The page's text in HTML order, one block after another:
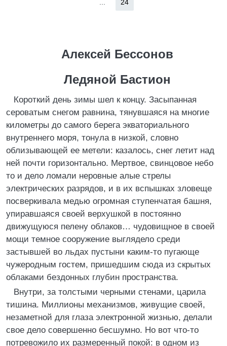
24
Алексей Бессонов
Ледяной Бастион
Короткий день зимы шел к концу. Засыпанная
сероватым снегом равнина, тянувшаяся на многие
километры до самого берега экваториального
внутреннего моря, тонула в низкой, словно
облизывающей ее метели: казалось, снег летит над
ней почти горизонтально. Мертвое, свинцовое небо
то и дело ломали неровные алые стрелы
электрических разрядов, и в их вспышках зловеще
посверкивала медью огромная ступенчатая башня,
упиравшаяся своей верхушкой в постоянно
движущуюся пелену облаков… чудовищное в своей
мощи темное сооружение выглядело среди
застывшей во льдах пустыни каким-то пугающе
чужеродным гостем, пришедшим сюда из скрытых
облаками бездонных глубин пространства.
Внутри, за толстыми черными стенами, царила
тишина. Миллионы механизмов, живущие своей,
незаметной для глаза электронной жизнью, делали
свое дело совершенно бесшумно. Но вот что-то
потревожило их размеренный покой: в одном из